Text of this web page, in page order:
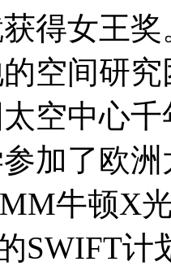
得女王
空间研
空中心
加了欧洲
牛顿X
SWIFT